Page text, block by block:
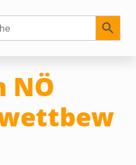
Search Button
NÖ